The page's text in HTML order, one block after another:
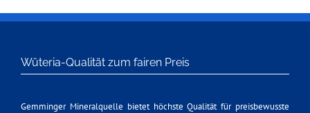
Wüteria-Qualität zum fairen Preis
Gemminger Mineralquelle bietet höchste Qualität für preisbewusste